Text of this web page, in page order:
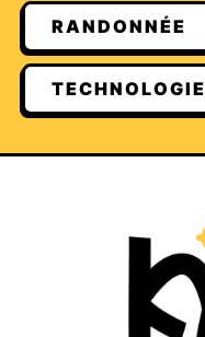
RANDONNÉE
TECHNOLOGIE